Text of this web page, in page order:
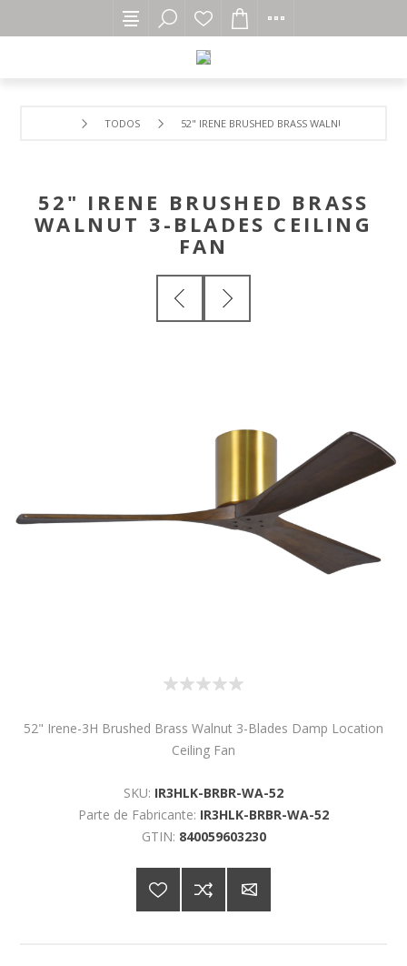
TODOS 52" IRENE BRUSHED BRASS WALNUT 3-BLADES
52" IRENE BRUSHED BRASS
WALNUT 3-BLADES CEILING
FAN
52" Irene-3H Brushed Brass Walnut 3-Blades Damp Location
Ceiling Fan
SKU: IR3HLK-BRBR-WA-52
Parte de Fabricante: IR3HLK-BRBR-WA-52
GTIN: 840059603230